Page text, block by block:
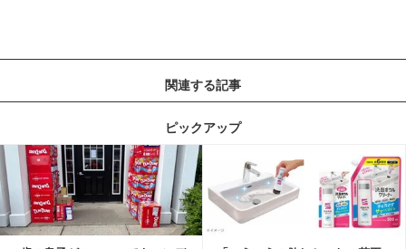
関連する記事
ピックアップ
記事を読む